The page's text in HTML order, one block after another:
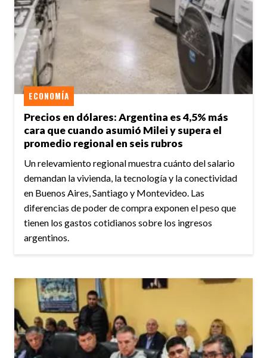
Precios en dólares: Argentina es 4,5% más
cara que cuando asumió Milei y supera el
promedio regional en seis rubros
ECONOMÍA
Un relevamiento regional muestra cuánto del salario
demandan la vivienda, la tecnología y la conectividad
en Buenos Aires, Santiago y Montevideo. Las
diferencias de poder de compra exponen el peso que
tienen los gastos cotidianos sobre los ingresos
argentinos.